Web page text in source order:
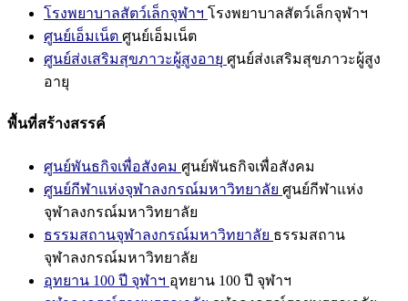
โรงพยาบาลสัตว์เล็กจุฬาฯ โรงพยาบาลสัตว์เล็กจุฬาฯ
ศูนย์เอ็มเน็ต ศูนย์เอ็มเน็ต
ศูนย์ส่งเสริมสุขภาวะผู้สูงอายุ ศูนย์ส่งเสริมสุขภาวะผู้สูง
อายุ
พื้นที่สร้างสรรค์
ศูนย์พันธกิจเพื่อสังคม ศูนย์พันธกิจเพื่อสังคม
ศูนย์กีฬาแห่งจุฬาลงกรณ์มหาวิทยาลัย ศูนย์กีฬาแห่ง
จุฬาลงกรณ์มหาวิทยาลัย
ธรรมสถานจุฬาลงกรณ์มหาวิทยาลัย ธรรมสถาน
จุฬาลงกรณ์มหาวิทยาลัย
อุทยาน 100 ปี จุฬาฯ อุทยาน 100 ปี จุฬาฯ